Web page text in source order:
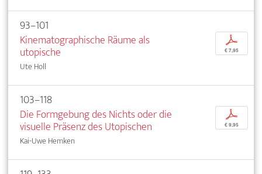
93–101
Kinematographische Räume als
utopische
Ute Holl
p
€ 7,95
103–118
Die Formgebung des Nichts oder die
visuelle Präsenz des Utopischen
Kai-Uwe Hemken
p
€ 9,95